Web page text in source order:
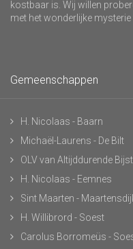
kostbaar is. Wij willen
met het wonderlijke
Gemeenschappen
H. Nicolaas - Baarn
Michaël-Laurens - De Bilt
OLV van Altijddurende
H. Nicolaas - Eemnes
Sint Maarten -
H. Willibrord - Soest
Carolus Borromeüs -